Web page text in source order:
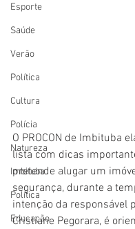
Esporte
Saúde
Verão
Política
Cultura
Polícia
Natureza
Imbituba
Política
Educação
O PROCON de Imbituba
lista com dicas
pretende alugar um
segurança, durante a
intenção da responsável
Cristiane Pegorara, é